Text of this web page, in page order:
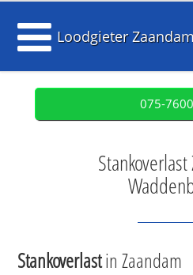
Loodgieter
075-
Stankoverlastin Zaandam